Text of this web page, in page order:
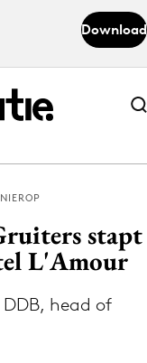
Download
Abonneer nu
Abonneer nu
Adformatie
stapt
L'Amour
head of